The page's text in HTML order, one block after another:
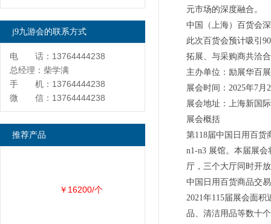
元市场的深度融合。
中国（上海）百货会
此次百货会预计吸引
拓展、与采购商共洽
主办单位：励展华百
展会时间：2025年7月
展会地址：上海新国
展会概括
第118届中国日用百货
n1-n3 展馆。本届展
厅，三个大厅同时开
中国日用百货商品交
2021年115届展会面
品、清洁用品等数十
j9九游会的联系方式
电 话：13764444238
总经理：柴学满
手 机：13764444238
微 信：13764444238
推荐产品
￥16200/个